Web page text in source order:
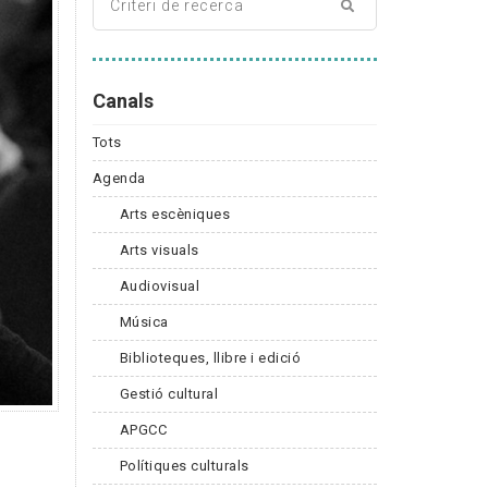
Canals
Tots
Agenda
Arts escèniques
Arts visuals
Audiovisual
Música
Biblioteques, llibre i edició
Gestió cultural
APGCC
Polítiques culturals